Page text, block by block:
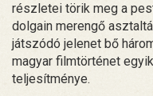
részletei törik meg a
dolgain merengő
játszódó jelenet bő
magyar filmtörténet
teljesítménye.